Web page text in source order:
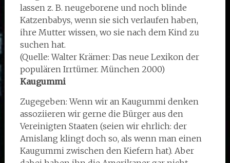
lassen z. B. neugeborene und noch blinde
Katzenbabys, wenn sie sich verlaufen haben,
ihre Mutter wissen, wo sie nach dem Kind zu
suchen hat.
(Quelle: Walter Krämer: Das neue Lexikon der
populären Irrtümer. München 2000)
Kaugummi
Zugegeben: Wenn wir an Kaugummi denken
assoziieren wir gerne die Bürger aus den
Vereinigten Staaten (seien wir ehrlich: der
Amislang klingt doch so, als wenn man einen
Kaugummi zwischen den Kiefern hat). Aber